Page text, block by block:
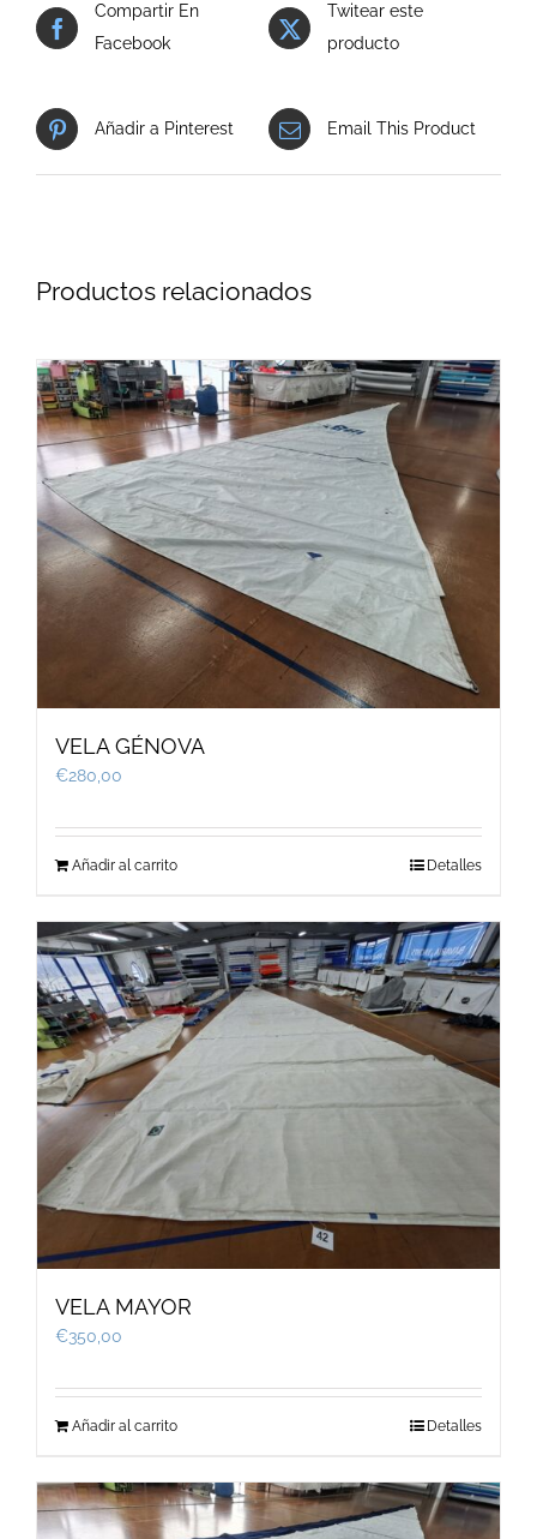
Compartir En
Facebook
Twitear este
producto
Añadir a Pinterest Email This Product
Productos relacionados
VELA GÉNOVA
€280,00
Añadir al carrito Detalles
VELA MAYOR
€350,00
Añadir al carrito Detalles